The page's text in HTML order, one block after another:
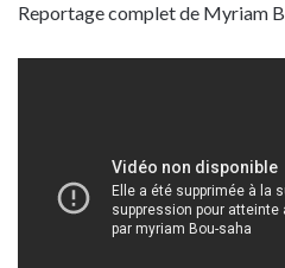
Reportage complet de Myriam